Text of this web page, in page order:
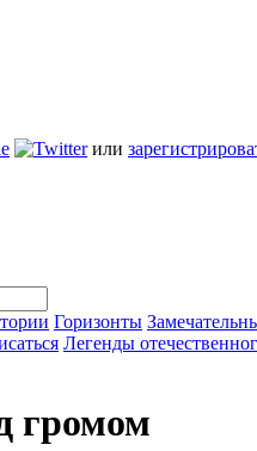
или
Горизонты
Легенды
громом